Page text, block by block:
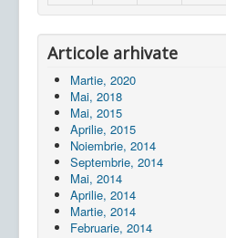
Articole arhivate
Martie, 2020
Mai, 2018
Mai, 2015
Aprilie, 2015
Noiembrie, 2014
Septembrie, 2014
Mai, 2014
Aprilie, 2014
Martie, 2014
Februarie, 2014